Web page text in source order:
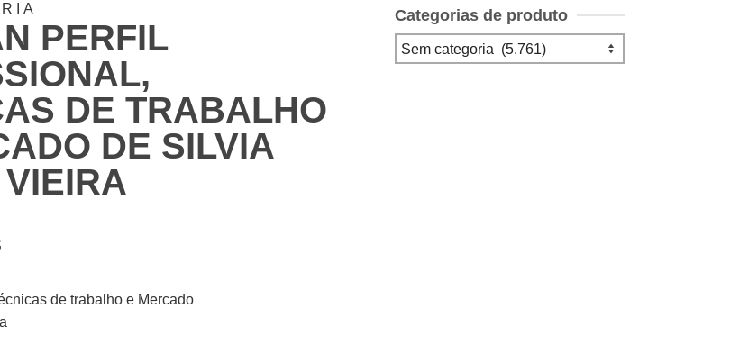
PERFIL
DE TRABALHO
DE SILVIA
de trabalho e Mercado
Categorias de produto